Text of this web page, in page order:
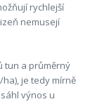
rychlejší
nemusejí
tun a průměrný
je tedy mírně
výnos u